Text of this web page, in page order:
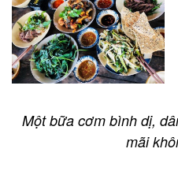
Một bữa cơm bình dị,
mãi